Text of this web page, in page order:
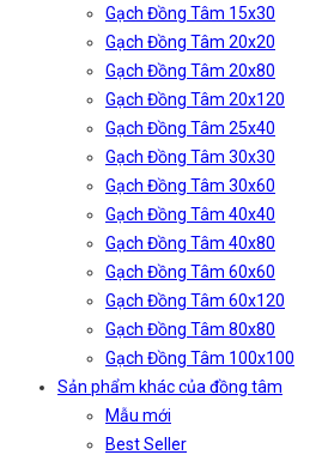
Gạch Đồng Tâm 15x30
Gạch Đồng Tâm 20x20
Gạch Đồng Tâm 20x80
Gạch Đồng Tâm 20x120
Gạch Đồng Tâm 25x40
Gạch Đồng Tâm 30x30
Gạch Đồng Tâm 30x60
Gạch Đồng Tâm 40x40
Gạch Đồng Tâm 40x80
Gạch Đồng Tâm 60x60
Gạch Đồng Tâm 60x120
Gạch Đồng Tâm 80x80
Gạch Đồng Tâm 100x100
Sản phẩm khác của đồng tâm
Mẫu mới
Best Seller